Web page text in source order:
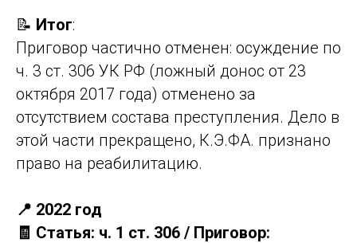
📝 Итог:
Приговор частично отменен: осуждение по
ч. 3 ст. 306 УК РФ (ложный донос от 23
октября 2017 года) отменено за
отсутствием состава преступления. Дело в
этой части прекращено, К.Э.ФА. признано
право на реабилитацию.
📍 2022 год
🧾 Статья: ч. 1 ст. 306 / Приговор: